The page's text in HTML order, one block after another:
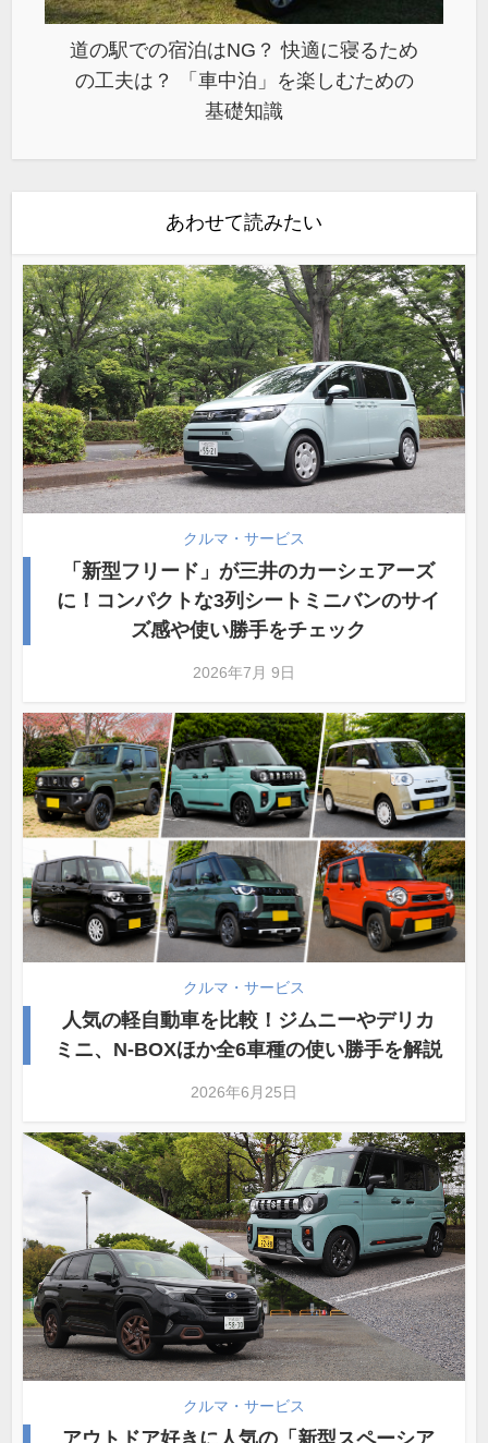
道の駅での宿泊はNG？ 快適に寝るため
の工夫は？ 「車中泊」を楽しむための
基礎知識
あわせて読みたい
クルマ・サービス
「新型フリード」が三井のカーシェアーズ
に！コンパクトな3列シートミニバンのサイ
ズ感や使い勝手をチェック
2026年7月 9日
クルマ・サービス
人気の軽自動車を比較！ジムニーやデリカ
ミニ、N-BOXほか全6車種の使い勝手を解説
2026年6月25日
クルマ・サービス
アウトドア好きに人気の「新型スペーシア